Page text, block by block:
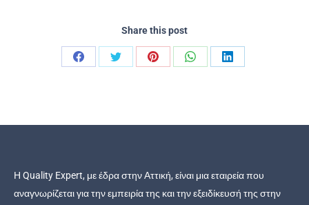
Share this post
Share
Share
Share
Share
Share
Η Quality Expert, με έδρα στην Αττική, είναι μια εταιρεία που
αναγνωρίζεται για την εμπειρία της και την εξειδίκευσή της στην